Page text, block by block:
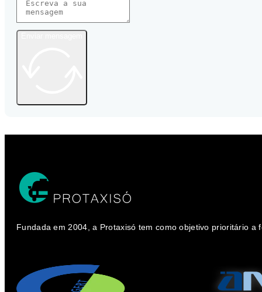
Fundada em 2004, a Protaxisó tem como objetivo prioritário